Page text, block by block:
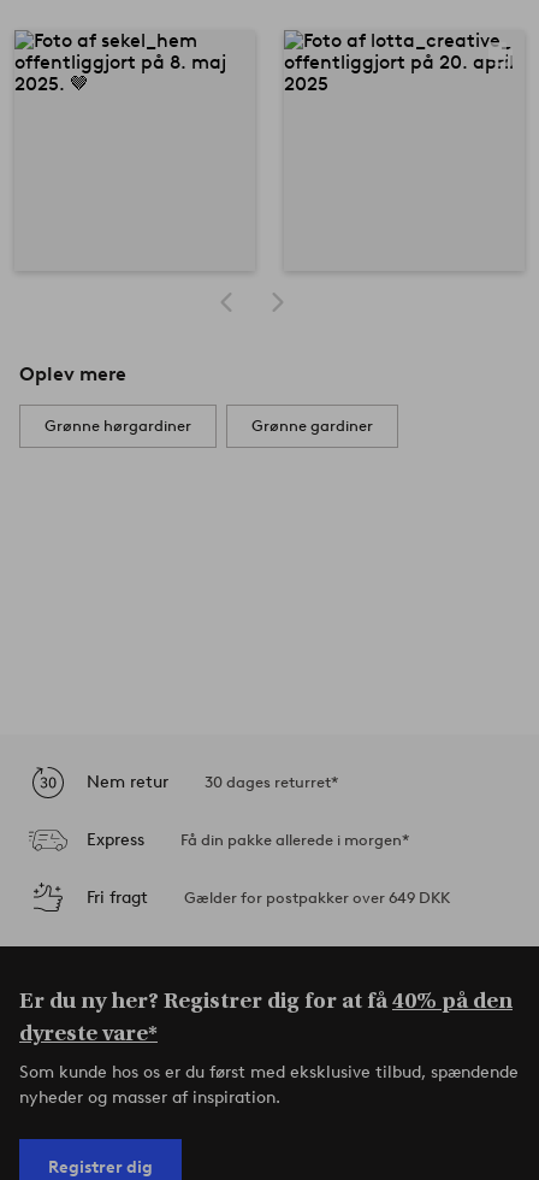
Oplev mere
Grønne hørgardiner Grønne gardiner
Nem retur 30 dages returret*
Express Få din pakke allerede i morgen*
Fri fragt Gælder for postpakker over 649 DKK
Er du ny her? Registrer dig for at få40% på den
dyreste vare*
Som kunde hos os er du først med eksklusive tilbud, spændende
nyheder og masser af inspiration.
Registrer dig